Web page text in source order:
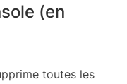
(en
toutes les